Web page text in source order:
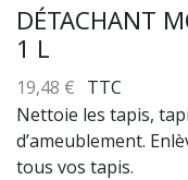
DÉTACHANT
1 L
19,48 € TTC
Nettoie les tapis,
d’ameublement.
tous vos tapis.